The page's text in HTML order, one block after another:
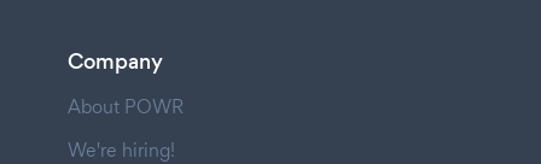
Company
About POWR
We're hiring!